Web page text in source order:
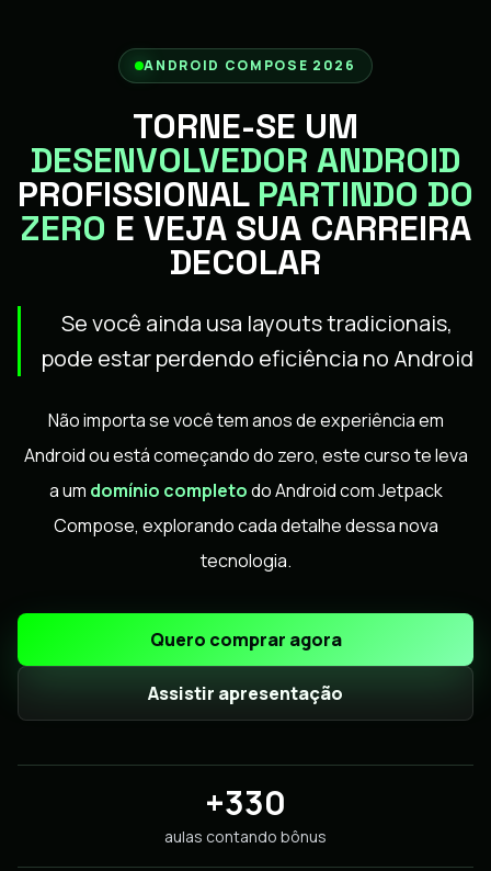
ANDROID COMPOSE 2026
TORNE-SE UM
DESENVOLVEDOR ANDROID
PROFISSIONAL PARTINDO DO
ZERO E VEJA SUA CARREIRA
DECOLAR
Se você ainda usa layouts tradicionais,
pode estar perdendo eficiência no Android
Não importa se você tem anos de experiência em
Android ou está começando do zero, este curso te leva
a um domínio completodo Android com Jetpack
Compose, explorando cada detalhe dessa nova
tecnologia.
Quero comprar agora
Assistir apresentação
+330
aulas contando bônus